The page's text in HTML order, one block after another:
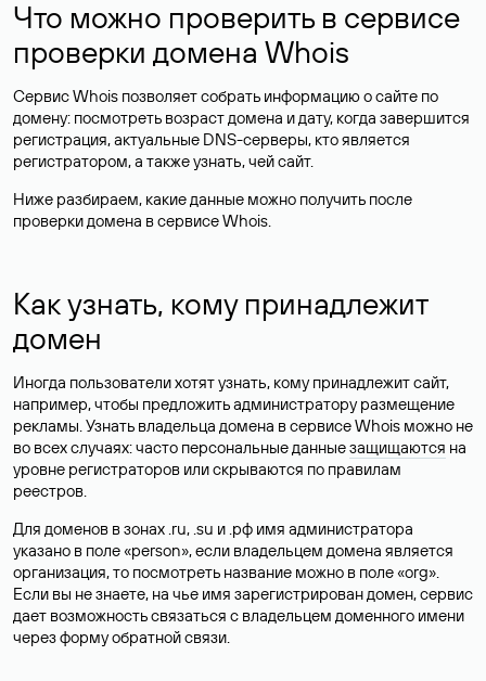
Что можно проверить в сервисе
проверки домена Whois
Сервис Whois позволяет собрать информацию о сайте по
домену: посмотреть возраст домена и дату, когда завершится
регистрация, актуальные DNS-серверы, кто является
регистратором, а также узнать, чей сайт.
Ниже разбираем, какие данные можно получить после
проверки домена в сервисе Whois.
Как узнать, кому принадлежит
домен
Иногда пользователи хотят узнать, кому принадлежит сайт,
например, чтобы предложить администратору размещение
рекламы. Узнать владельца домена в сервисе Whois можно не
во всех случаях: часто персональные данныезащищаются на
уровне регистраторов или скрываются по правилам
реестров.
Для доменов в зонах .ru, .su и .рф имя администратора
указано в поле «person», если владельцем домена является
организация, то посмотреть название можно в поле «org».
Если вы не знаете, на чье имя зарегистрирован домен, сервис
дает возможность связаться с владельцем доменного имени
через форму обратной связи.